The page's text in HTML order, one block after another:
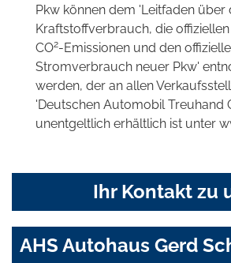
Pkw können dem 'Leitfaden über
Kraftstoffverbrauch, die
CO2-Emissionen und den
Stromverbrauch neuer Pkw'
werden, der an allen
'Deutschen Automobil Treuhand
unentgeltlich erhältlich ist unter
Ihr Kontakt zu
AHS Autohaus Gerd